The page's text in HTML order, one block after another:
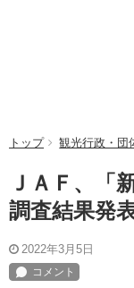
トップ 観光行政・団
ＪＡＦ、「
調査結果発
2022年3月5日